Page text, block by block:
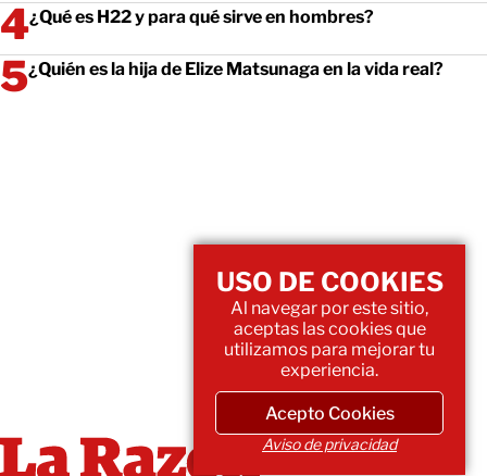
¿Qué es H22 y para qué sirve en hombres?
¿Quién es la hija de Elize Matsunaga en la vida real?
USO DE COOKIES
Al navegar por este sitio,
aceptas las cookies que
utilizamos para mejorar tu
experiencia.
Acepto Cookies
Aviso de privacidad